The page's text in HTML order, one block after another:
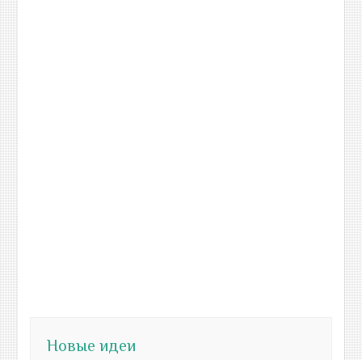
Новые идеи